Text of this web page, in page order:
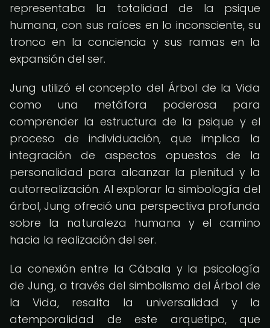
representaba la totalidad de la psique
humana, con sus raíces en lo inconsciente, su
tronco en la conciencia y sus ramas en la
expansión del ser.
Jung utilizó el concepto del Árbol de la Vida
como una metáfora poderosa para
comprender la estructura de la psique y el
proceso de individuación, que implica la
integración de aspectos opuestos de la
personalidad para alcanzar la plenitud y la
autorrealización. Al explorar la simbología del
árbol, Jung ofreció una perspectiva profunda
sobre la naturaleza humana y el camino
hacia la realización del ser.
La conexión entre la Cábala y la psicología
de Jung, a través del simbolismo del Árbol de
la Vida, resalta la universalidad y la
atemporalidad de este arquetipo, que